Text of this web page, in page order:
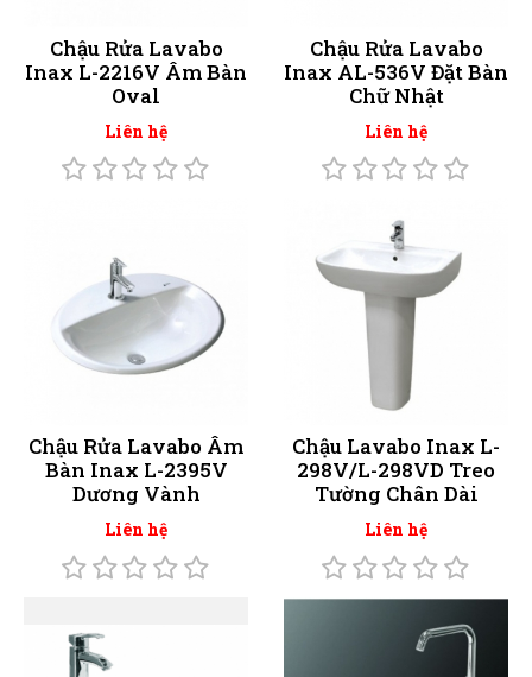
Chậu Rửa Lavabo
Inax L-2216V Âm Bàn
Oval
Liên hệ
Chậu Rửa Lavabo
Inax AL-536V Đặt Bàn
Chữ Nhật
Liên hệ
Chậu Rửa Lavabo Âm
Bàn Inax L-2395V
Dương Vành
Liên hệ
Chậu Lavabo Inax L-
298V/L-298VD Treo
Tường Chân Dài
Liên hệ